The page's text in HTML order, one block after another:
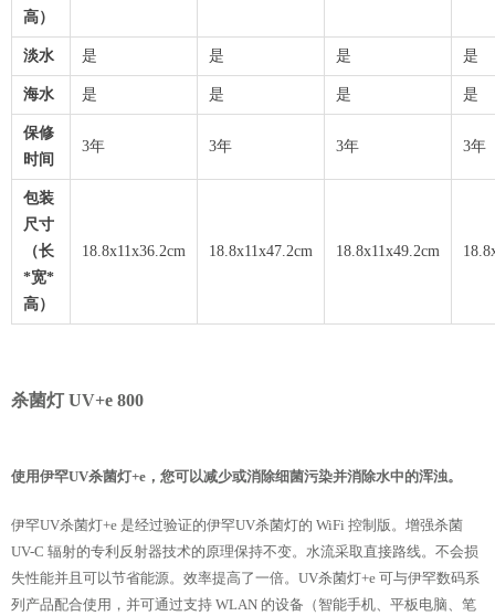
高）
淡水 是 是 是 是
海水 是 是 是 是
保修
时间
3年 3年 3年 3年
包装
尺寸
（长
*宽*
高）
18.8x11x36.2cm 18.8x11x47.2cm 18.8x11x49.2cm
杀菌灯 UV+e 800
使用伊罕UV杀菌灯+e，您可以减少或消除细菌污染并消除水中的浑浊。
伊罕UV杀菌灯+e 是经过验证的伊罕UV杀菌灯的 WiFi 控制版。增强杀菌
UV-C 辐射的专利反射器技术的原理保持不变。水流采取直接路线。不会损
失性能并且可以节省能源。效率提高了一倍。UV杀菌灯+e 可与伊罕数码系
列产品配合使用，并可通过支持 WLAN 的设备（智能手机、平板电脑、笔